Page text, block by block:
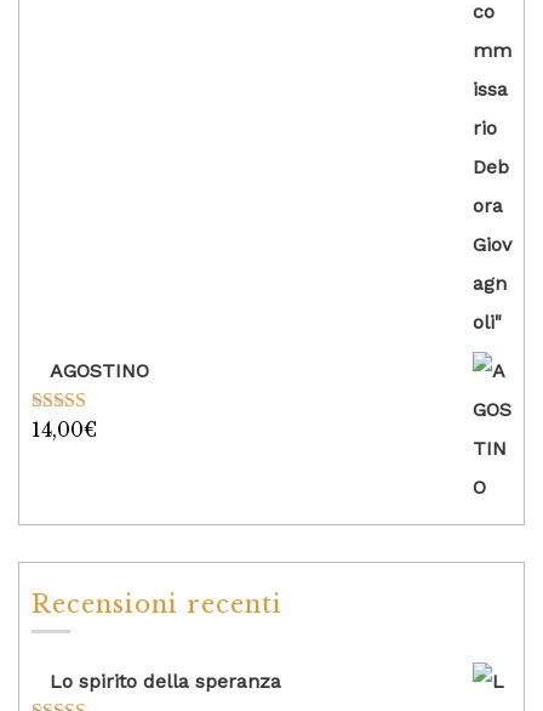
AGOSTINO
Valutato
14,00€
Recensioni recenti
Lo spirito della speranza